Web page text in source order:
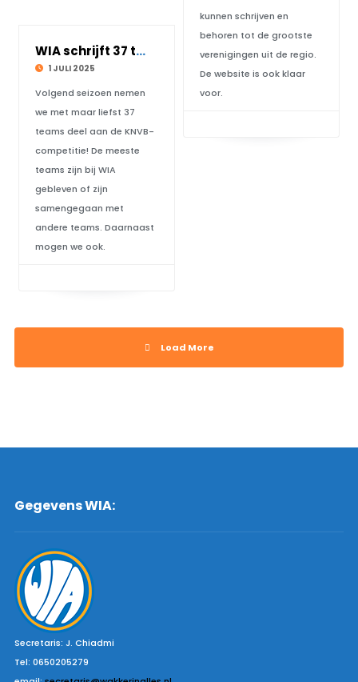
kunnen schrijven en
behoren tot de grootste
verenigingen uit de regio.
De website is ook klaar
voor.
WIA schrijft 37 teams in voor zaalvoetbalseiz
1 JULI 2025
Volgend seizoen nemen
we met maar liefst 37
teams deel aan de KNVB-
competitie! De meeste
teams zijn bij WIA
gebleven of zijn
samengegaan met
andere teams. Daarnaast
mogen we ook.
Load More
Gegevens WIA:
Secretaris: J. Chiadmi
Tel: 0650205279